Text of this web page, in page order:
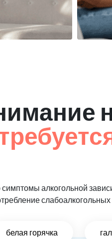
алкогольной
белая горячка